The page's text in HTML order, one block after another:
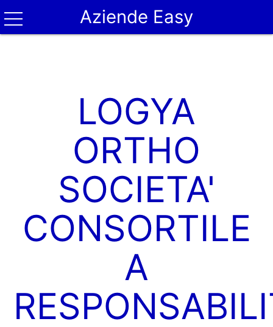
Aziende Easy
LOGYA
ORTHO
SOCIETA'
CONSORTILE
A